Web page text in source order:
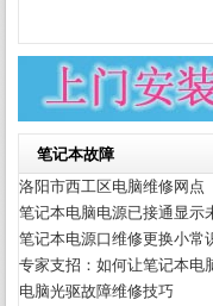
笔记本故障
洛阳市西工区电脑维修网点
笔记本电脑电源已接通显示
笔记本电源口维修更换小常
专家支招：如何让笔记本电
电脑光驱故障维修技巧